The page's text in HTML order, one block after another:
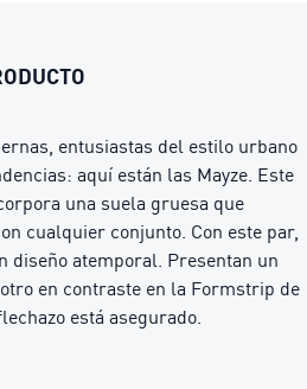
entusiastas del estilo urbano
aquí están las Mayze. Este
una suela gruesa que
cualquier conjunto. Con este par,
diseño atemporal. Presentan un
en contraste en la Formstrip de
está asegurado.